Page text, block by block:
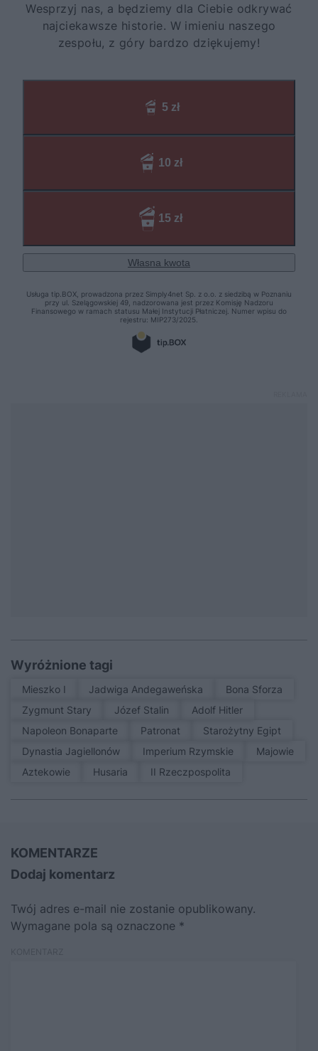
Wyróżnione tagi
Mieszko I Jadwiga Andegaweńska
Bona Sforza
Zygmunt Stary
Józef Stalin
Adolf Hitler
Napoleon Bonaparte
patronat
Starożytny Egipt
Dynastia Jagiellonów
Imperium Rzymskie
Majowie
Aztekowie
Husaria II Rzeczpospolita
KOMENTARZE
Dodaj komentarz
Twój adres e-mail nie zostanie opublikowany.
Wymagane pola są oznaczone *